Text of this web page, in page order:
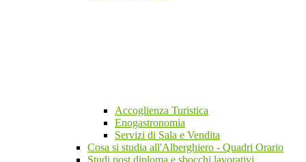
Accoglienza Turistica
Enogastronomia
Servizi di Sala e Vendita
Cosa si studia all'Alberghiero - Quadri Orario